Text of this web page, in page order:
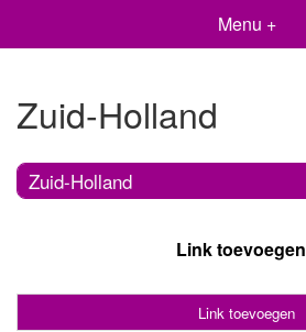
Menu +
Zuid-Holland
Zuid-Holland
Link toevoegen
Link toevoegen